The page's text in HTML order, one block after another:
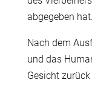
abgegeben hat.
Nach dem
und das
Gesicht